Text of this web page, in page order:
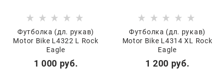
Футболка (дл. рукав)
Motor Bike L4322 L Rock
Eagle
1 000 руб.
Футболка (дл. рукав)
Motor Bike L4314 XL Rock
Eagle
1 200 руб.